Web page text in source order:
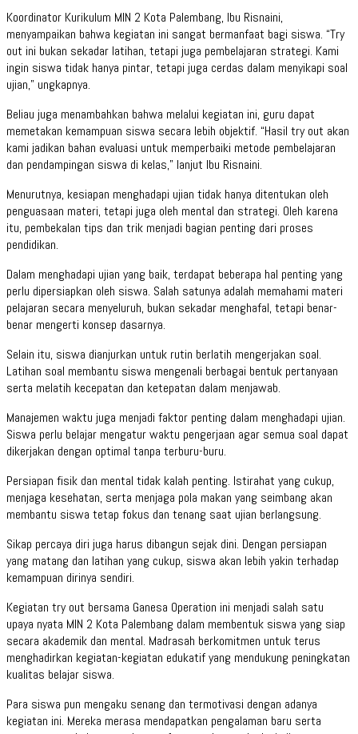
Koordinator Kurikulum MIN 2 Kota Palembang, Ibu Risnaini,
menyampaikan bahwa kegiatan ini sangat bermanfaat bagi siswa. “Try
out ini bukan sekadar latihan, tetapi juga pembelajaran strategi. Kami
ingin siswa tidak hanya pintar, tetapi juga cerdas dalam menyikapi soal
ujian,” ungkapnya.
Beliau juga menambahkan bahwa melalui kegiatan ini, guru dapat
memetakan kemampuan siswa secara lebih objektif. “Hasil try out akan
kami jadikan bahan evaluasi untuk memperbaiki metode pembelajaran
dan pendampingan siswa di kelas,” lanjut Ibu Risnaini.
Menurutnya, kesiapan menghadapi ujian tidak hanya ditentukan oleh
penguasaan materi, tetapi juga oleh mental dan strategi. Oleh karena
itu, pembekalan tips dan trik menjadi bagian penting dari proses
pendidikan.
Dalam menghadapi ujian yang baik, terdapat beberapa hal penting yang
perlu dipersiapkan oleh siswa. Salah satunya adalah memahami materi
pelajaran secara menyeluruh, bukan sekadar menghafal, tetapi benar-
benar mengerti konsep dasarnya.
Selain itu, siswa dianjurkan untuk rutin berlatih mengerjakan soal.
Latihan soal membantu siswa mengenali berbagai bentuk pertanyaan
serta melatih kecepatan dan ketepatan dalam menjawab.
Manajemen waktu juga menjadi faktor penting dalam menghadapi ujian.
Siswa perlu belajar mengatur waktu pengerjaan agar semua soal dapat
dikerjakan dengan optimal tanpa terburu-buru.
Persiapan fisik dan mental tidak kalah penting. Istirahat yang cukup,
menjaga kesehatan, serta menjaga pola makan yang seimbang akan
membantu siswa tetap fokus dan tenang saat ujian berlangsung.
Sikap percaya diri juga harus dibangun sejak dini. Dengan persiapan
yang matang dan latihan yang cukup, siswa akan lebih yakin terhadap
kemampuan dirinya sendiri.
Kegiatan try out bersama Ganesa Operation ini menjadi salah satu
upaya nyata MIN 2 Kota Palembang dalam membentuk siswa yang siap
secara akademik dan mental. Madrasah berkomitmen untuk terus
menghadirkan kegiatan-kegiatan edukatif yang mendukung peningkatan
kualitas belajar siswa.
Para siswa pun mengaku senang dan termotivasi dengan adanya
kegiatan ini. Mereka merasa mendapatkan pengalaman baru serta